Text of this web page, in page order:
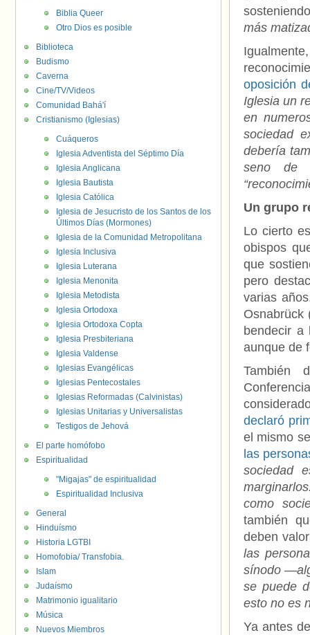
más
oposición
Iglesia un
en
sociedad
debería
seno de
Un grupo
Lo cierto
obispos
que
pero
varias
Osnabrück
bendecir a
aunque de
También
declaró
el mismo
las
sociedad
como
también
deben
las
sínodo
se puede
esto no es
Ya antes
Biblia Queer
Otro Dios es posible
Biblioteca
Budismo
Caverna
Cine/TV/Videos
Comunidad Bahá'í
Cristianismo (Iglesias)
Cuáqueros
Iglesia Adventista del Séptimo Día
Iglesia Anglicana
Iglesia Bautista
Iglesia Católica
Iglesia de Jesucristo de los Santos de los
Últimos Días (Mormones)
Iglesia de la Comunidad Metropolitana
Iglesia Inclusiva
Iglesia Luterana
Iglesia Menonita
Iglesia Metodista
Iglesia Ortodoxa
Iglesia Ortodoxa Copta
Iglesia Presbiteriana
Iglesia Valdense
Iglesias Evangélicas
Iglesias Pentecostales
Iglesias Reformadas (Calvinistas)
Iglesias Unitarias y Universalistas
Testigos de Jehová
El parte homófobo
Espiritualidad
"Migajas" de espiritualidad
Espiritualidad Inclusiva
General
Hinduísmo
Historia LGTBI
Homofobia/ Transfobia.
Islam
Judaísmo
Matrimonio igualitario
Música
Nuevos Miembros